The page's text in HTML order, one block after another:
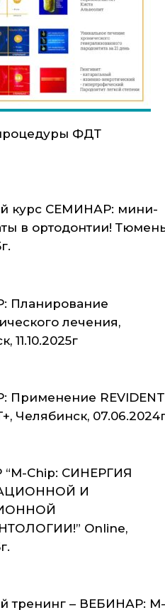
ФДТ
курс СЕМИНАР: мини-
в ортодонтии!
Планирование
лечения,
11.10.2025г
Применение
Челябинск,
Chip: СИНЕРГИЯ
И
Online,
тренинг – ВЕБИНАР: M-